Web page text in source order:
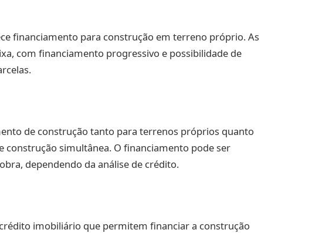
financiamento para construção em terreno próprio. As
com financiamento progressivo e possibilidade de
de construção tanto para terrenos próprios quanto
construção simultânea. O financiamento pode ser
dependendo da análise de crédito.
imobiliário que permitem financiar a construção